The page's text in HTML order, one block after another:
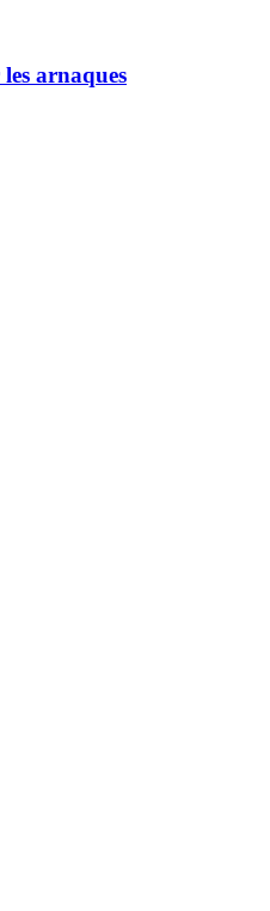
arnaques